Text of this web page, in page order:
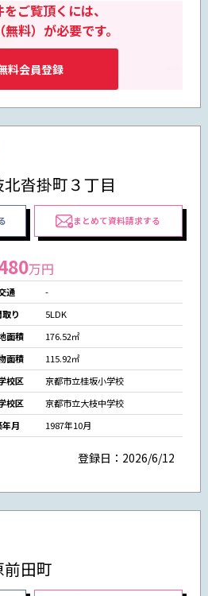
ご覧頂くには、
料）が必要です。
料会員登録
沓掛町３丁目
まとめて資料請求する
万円
通
-
り
5LDK
面積
176.52㎡
面積
115.92㎡
校区
京都市立桂坂小学校
校区
京都市立大枝中学校
年月
1987年10月
登録日：2026/6/12
田町